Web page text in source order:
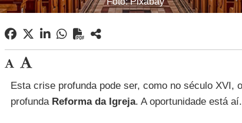
Esta crise profunda pode ser, como no século XVI,
profunda Reforma da Igreja. A oportunidade está aí.